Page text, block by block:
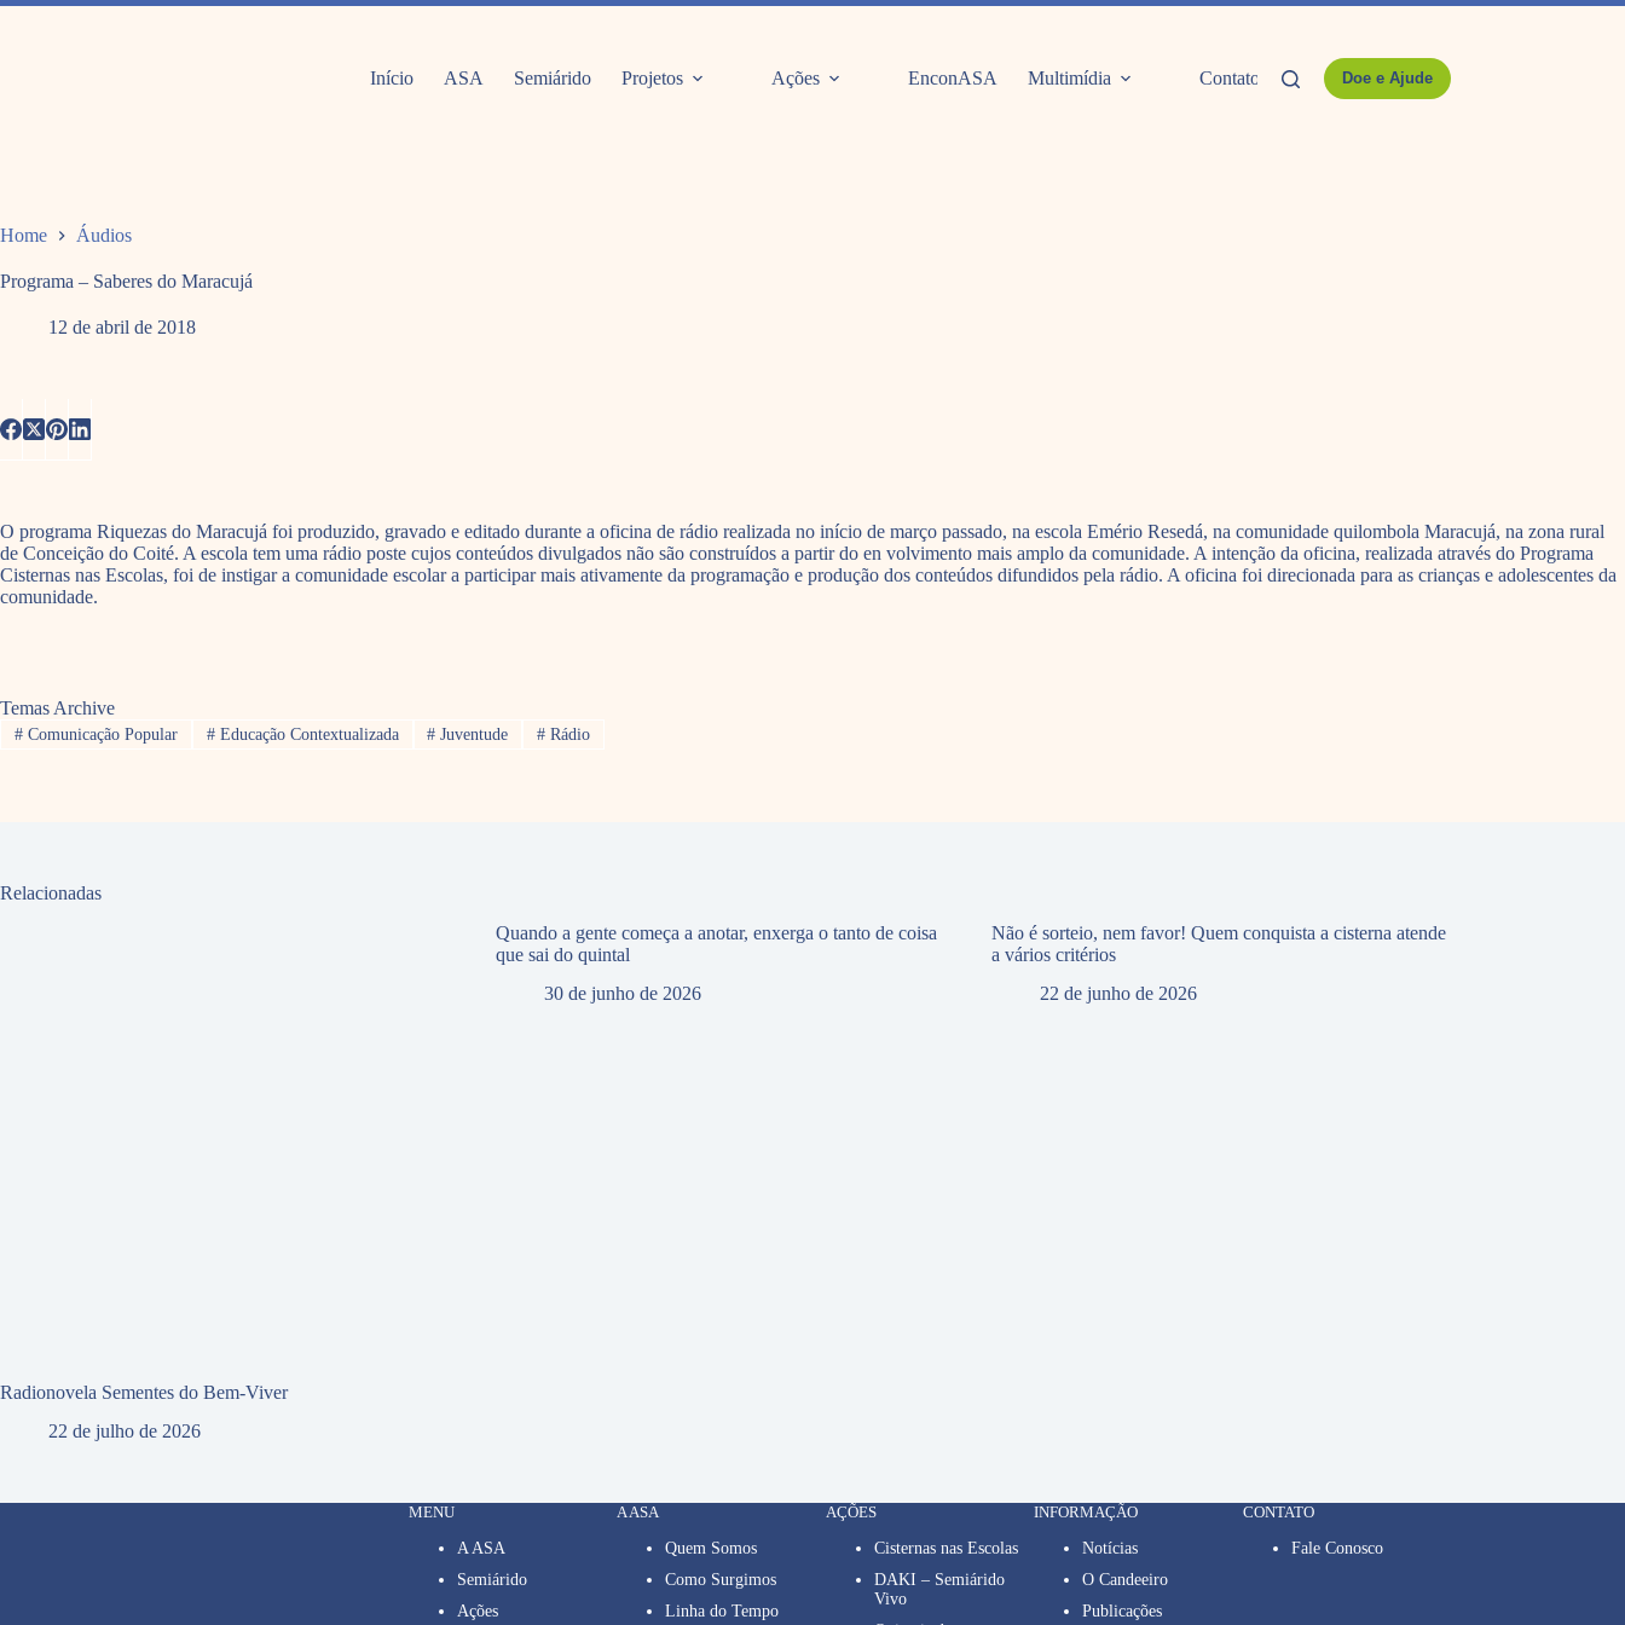
Pular
Início ASA Semiárido Projetos Ações EnconASA Multimídia Contato Doe e Ajude
Home Áudios
Programa – Saberes do Maracujá
12 de abril de 2018
O programa Riquezas do Maracujá foi produzido, gravado e editado durante a oficina de rádio realizada no início de março passado, na escola Emério Resedá, na comunidade quilombola Maracujá, na zona rural
de Conceição do Coité. A escola tem uma rádio poste cujos conteúdos divulgados não são construídos a partir do en volvimento mais amplo da comunidade. A intenção da oficina, realizada através do Programa
Cisternas nas Escolas, foi de instigar a comunidade escolar a participar mais ativamente da programação e produção dos conteúdos difundidos pela rádio. A oficina foi direcionada para as crianças e adolescentes da
comunidade.
Temas Archive
#Comunicação Popular #Educação Contextualizada # Juventude # Rádio
Relacionadas
Radionovela Sementes do Bem-Viver
22 de julho de 2026
Quando a gente começa a anotar, enxerga o tanto de coisa
que sai do quintal
30 de junho de 2026
Não é sorteio, nem favor! Quem conquista a cisterna atende
a vários critérios
22 de junho de 2026
MENU
A ASA
Semiárido
Ações
A ASA
Quem Somos
Como Surgimos
Linha do Tempo
AÇÕES
Cisternas nas Escolas
DAKI – Semiárido
Vivo
INFORMAÇÃO
Notícias
O Candeeiro
Publicações
CONTATO
Fale Conosco